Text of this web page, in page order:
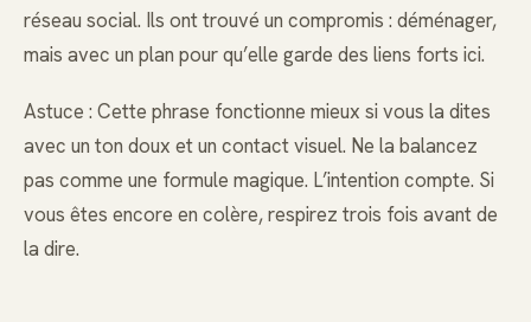
réseau social. Ils ont trouvé un compromis : déménager,
mais avec un plan pour qu’elle garde des liens forts ici.
Astuce : Cette phrase fonctionne mieux si vous la dites
avec un ton doux et un contact visuel. Ne la balancez
pas comme une formule magique. L’intention compte. Si
vous êtes encore en colère, respirez trois fois avant de
la dire.